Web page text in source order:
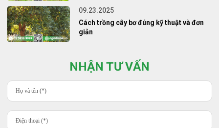
09.23.2025
Cách trồng cây bơ đúng kỹ thuật và đơn
giản
NHẬN TƯ VẤN